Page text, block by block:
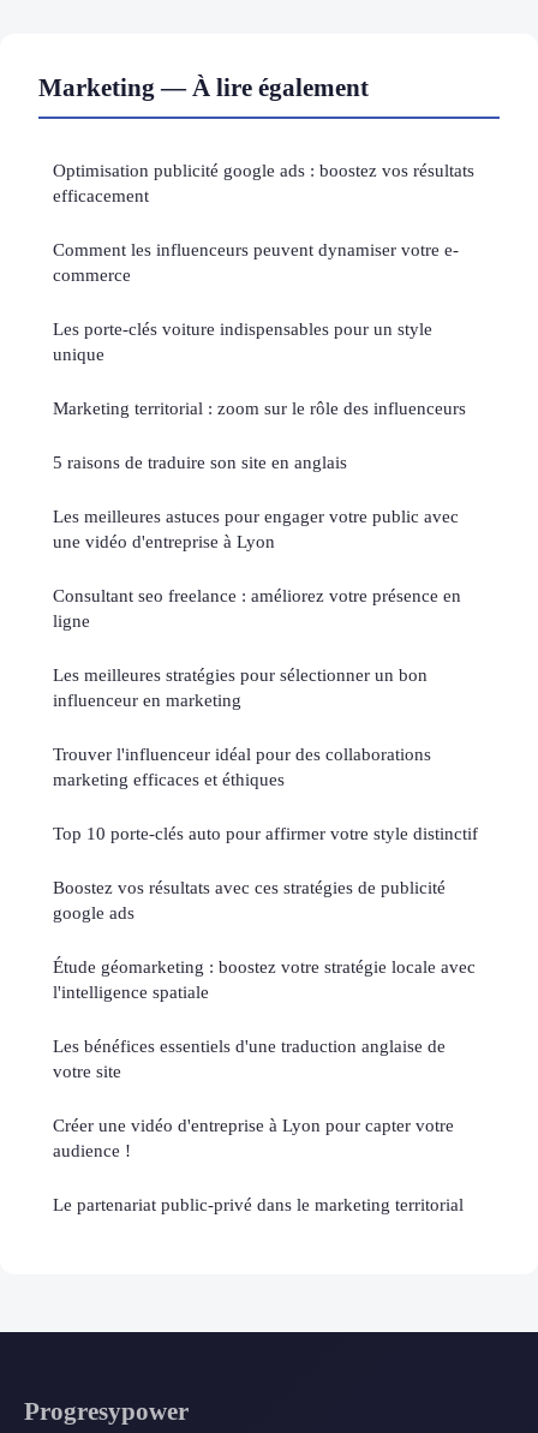
Marketing — À lire également
Optimisation publicité google ads : boostez vos résultats
efficacement
Comment les influenceurs peuvent dynamiser votre e-
commerce
Les porte-clés voiture indispensables pour un style
unique
Marketing territorial : zoom sur le rôle des influenceurs
5 raisons de traduire son site en anglais
Les meilleures astuces pour engager votre public avec
une vidéo d'entreprise à Lyon
Consultant seo freelance : améliorez votre présence en
ligne
Les meilleures stratégies pour sélectionner un bon
influenceur en marketing
Trouver l'influenceur idéal pour des collaborations
marketing efficaces et éthiques
Top 10 porte-clés auto pour affirmer votre style distinctif
Boostez vos résultats avec ces stratégies de publicité
google ads
Étude géomarketing : boostez votre stratégie locale avec
l'intelligence spatiale
Les bénéfices essentiels d'une traduction anglaise de
votre site
Créer une vidéo d'entreprise à Lyon pour capter votre
audience !
Le partenariat public-privé dans le marketing territorial
Progresypower